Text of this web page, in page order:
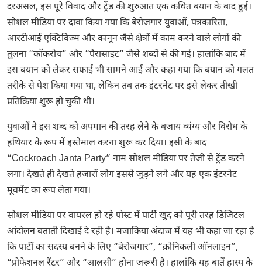
दरअसल, इस पूरे विवाद और ट्रेंड की शुरुआत एक कथित बयान के बाद हुई।
सोशल मीडिया पर दावा किया गया कि बेरोजगार युवाओं, पत्रकारिता,
आरटीआई एक्टिविज्म और कानून जैसे क्षेत्रों में काम करने वाले लोगों की
तुलना “कॉकरोच” और “पैरासाइट” जैसे शब्दों से की गई। हालांकि बाद में
इस बयान को लेकर सफाई भी सामने आई और कहा गया कि बयान को गलत
तरीके से पेश किया गया था, लेकिन तब तक इंटरनेट पर इसे लेकर तीखी
प्रतिक्रिया शुरू हो चुकी थी।
युवाओं ने इस शब्द को अपमान की तरह लेने के बजाय व्यंग्य और विरोध के
हथियार के रूप में इस्तेमाल करना शुरू कर दिया। इसी के बाद
“Cockroach Janta Party” नाम सोशल मीडिया पर तेजी से ट्रेंड करने
लगा। देखते ही देखते हजारों लोग इससे जुड़ने लगे और यह एक इंटरनेट
मूवमेंट का रूप लेता गया।
सोशल मीडिया पर वायरल हो रहे पोस्ट में पार्टी खुद को पूरी तरह डिजिटल
आंदोलन बताती दिखाई दे रही है। मजाकिया अंदाज में यह भी कहा जा रहा है
कि पार्टी का सदस्य बनने के लिए “बेरोजगार”, “क्रोनिकली ऑनलाइन”,
“प्रोफेशनल रैंटर” और “आलसी” होना जरूरी है। हालांकि यह बातें हास्य के